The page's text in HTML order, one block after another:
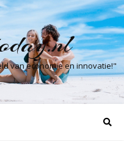
van economie en innovatie!"